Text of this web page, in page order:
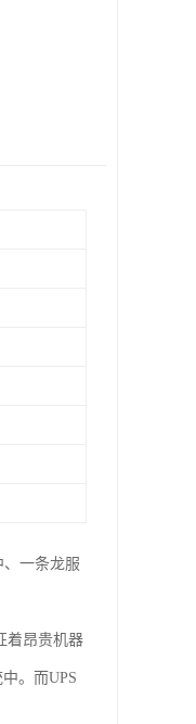
、一条龙服
着昂贵机器
。而UPS